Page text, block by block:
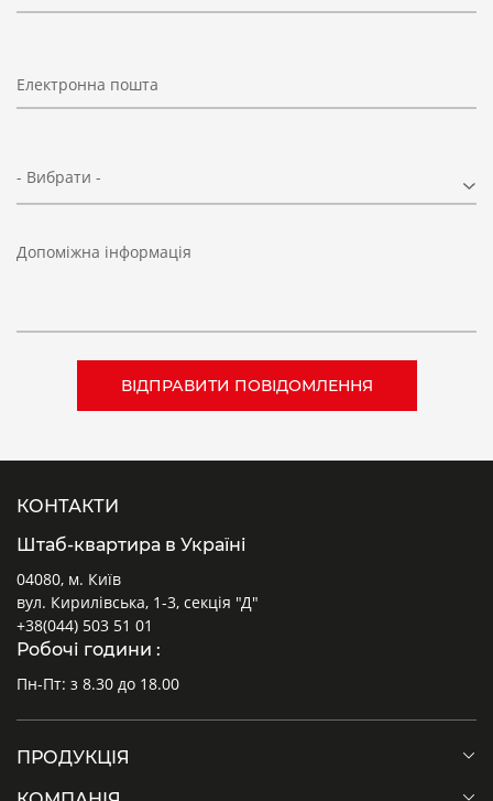
Електронна пошта
- Вибрати -
Допоміжна інформація
КОНТАКТИ
Штаб-квартира в Україні
04080, м. Київ
вул. Кирилівська, 1-3, секція "Д"
+38(044) 503 51 01
Робочі години :
Пн-Пт: з 8.30 до 18.00
ПРОДУКЦІЯ